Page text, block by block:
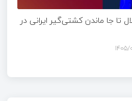
تا جا ماندن کشتی‌گیر ایرانی در
۱۲